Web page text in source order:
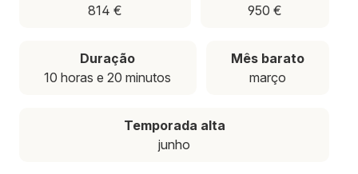
814 €
950 €
Duração
10 horas e 20 minutos
Mês barato
março
Temporada alta
junho